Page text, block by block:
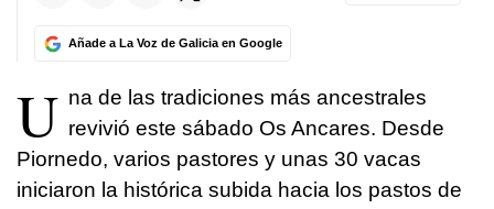
Añade a La Voz de Galicia en Google
U na de las tradiciones más ancestrales
revivió este sábado Os Ancares. Desde
Piornedo, varios pastores y unas 30 vacas
iniciaron la histórica subida hacia los pastos de